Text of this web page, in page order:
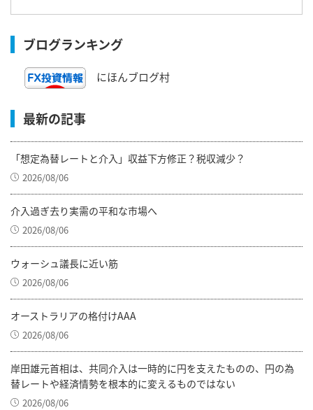
ブログランキング
にほんブログ村
最新の記事
「想定為替レートと介入」収益下方修正？税収減少？
2026/08/06
介入過ぎ去り実需の平和な市場へ
2026/08/06
ウォーシュ議長に近い筋
2026/08/06
オーストラリアの格付けAAA
2026/08/06
岸田雄元首相は、共同介入は一時的に円を支えたものの、円の為
替レートや経済情勢を根本的に変えるものではない
2026/08/06